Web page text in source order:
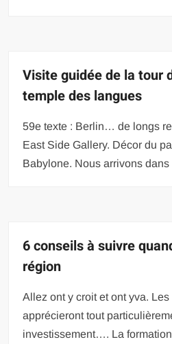
Visite guidée de la tour
temple des langues
59e texte : Berlin… de longs
East Side Gallery. Décor du
Babylone. Nous arrivons
6 conseils à suivre
région
Allez ont y croit et ont yva.
apprécieront tout
investissement…. La